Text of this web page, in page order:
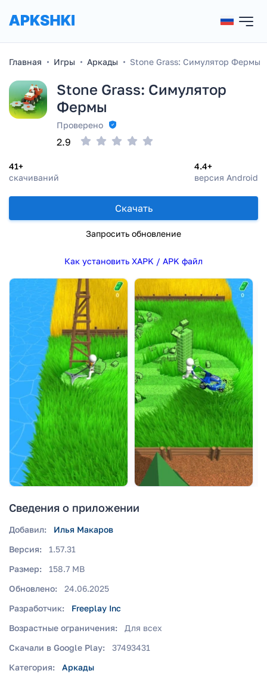
Главная Игры Аркады Stone Grass: Симулятор Фермы
Stone Grass: Симулятор
Фермы
Проверено
41+
скачиваний
4.4+
версия Android
2.9
Скачать
Запросить обновление
Как установить XAPK / APK файл
Сведения о приложении
Добавил:
Илья Макаров
Версия:
1.57.31
Размер:
158.7 MB
Обновлено:
24.06.2025
Разработчик:
Freeplay Inc
Возрастные ограничения:
Для всех
Скачали в Google Play:
37493431
Категория:
Аркады